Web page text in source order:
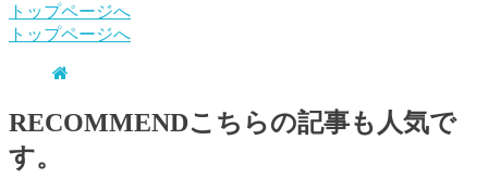
トップページへ
トップページへ
RECOMMENDこちらの記事も人気で
す。